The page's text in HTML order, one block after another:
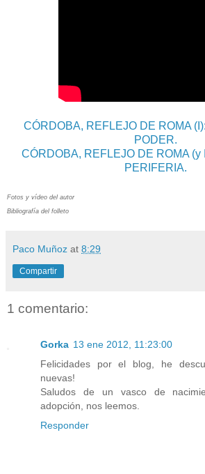
CÓRDOBA, REFLEJO DE ROMA
PODER.
CÓRDOBA, REFLEJO DE ROMA (y
PERIFERIA.
Fotos y vídeo del autor
Bibliografía del folleto
Paco Muñoz at 8:29
Compartir
1 comentario:
Gorka 13 ene 2012, 11:23:00
Felicidades por el blog, he
nuevas!
Saludos de un vasco de
adopción, nos leemos.
Responder